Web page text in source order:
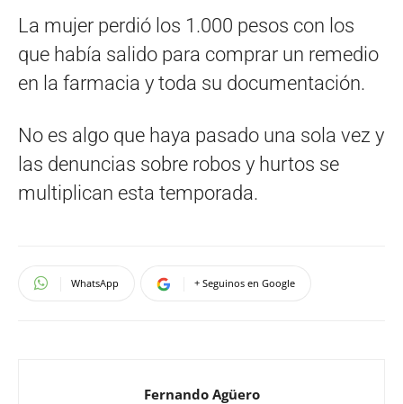
La mujer perdió los 1.000 pesos con los
que había salido para comprar un remedio
en la farmacia y toda su documentación.
No es algo que haya pasado una sola vez y
las denuncias sobre robos y hurtos se
multiplican esta temporada.
WhatsApp + Seguinos en Google
Fernando Agüero